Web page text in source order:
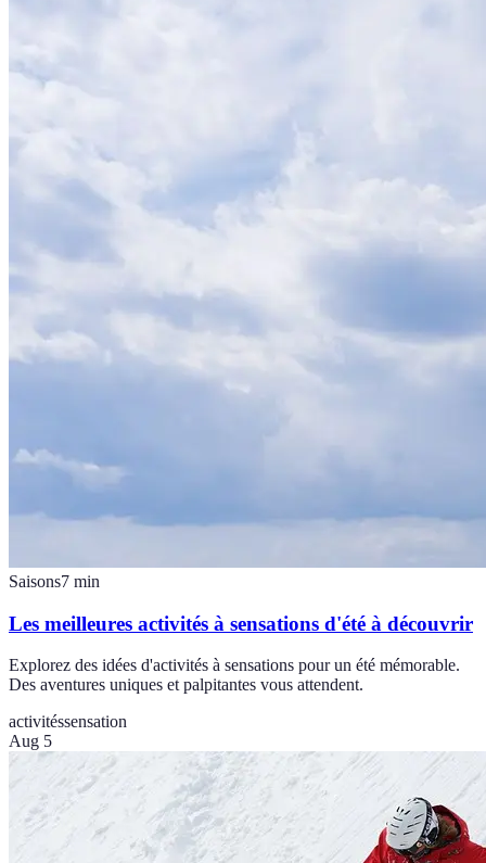
Saisons7 min
Les meilleures activités à sensations d'été à découvrir
Explorez des idées d'activités à sensations pour un été mémorable.
Des aventures uniques et palpitantes vous attendent.
activitéssensation
Aug 5